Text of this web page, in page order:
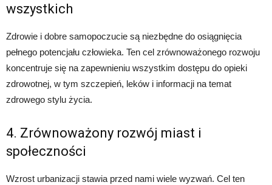
wszystkich
Zdrowie i dobre samopoczucie są niezbędne do osiągnięcia
pełnego potencjału człowieka. Ten cel zrównoważonego rozwoju
koncentruje się na zapewnieniu wszystkim dostępu do opieki
zdrowotnej, w tym szczepień, leków i informacji na temat
zdrowego stylu życia.
4. Zrównoważony rozwój miast i
społeczności
Wzrost urbanizacji stawia przed nami wiele wyzwań. Cel ten